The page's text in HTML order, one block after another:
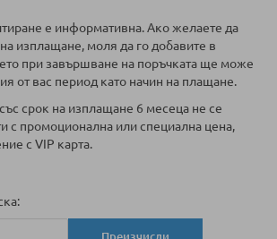
е информативна. Ако желаете да
изплащане, моля да го добавите в
при завършване на поръчката ще може
от вас период като начин на плащане.
срок на изплащане 6 месеца не се
с промоционална или специална цена,
с VIP карта.